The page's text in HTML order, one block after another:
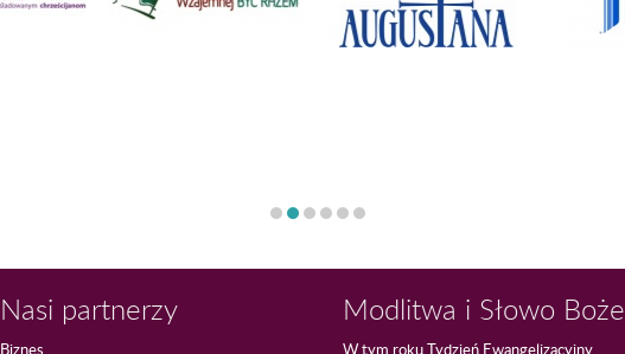
Nasi partnerzy
Biznes
Modlitwa i Słowo Boże
W tym roku Tydzień Ewangelizacyjny